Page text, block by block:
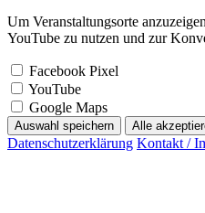
Um Veranstaltungsorte
YouTube zu nutzen und zur
Facebook Pixel
YouTube
Google Maps
Auswahl speichern Alle
Datenschutzerklärung Kontakt /